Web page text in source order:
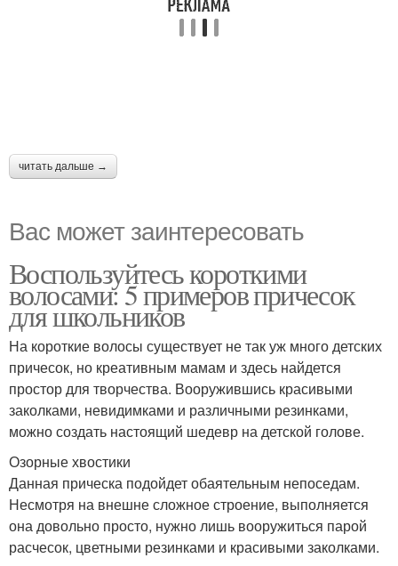
читать дальше →
Вас может заинтересовать
Воспользуйтесь короткими
волосами: 5 примеров причесок
для школьников
На короткие волосы существует не так уж много детских
причесок, но креативным мамам и здесь найдется
простор для творчества. Вооружившись красивыми
заколками, невидимками и различными резинками,
можно создать настоящий шедевр на детской голове.
Озорные хвостики
Данная прическа подойдет обаятельным непоседам.
Несмотря на внешне сложное строение, выполняется
она довольно просто, нужно лишь вооружиться парой
расчесок, цветными резинками и красивыми заколками.